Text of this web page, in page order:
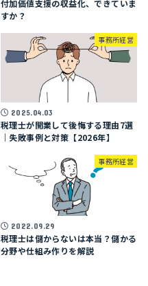
付加価値支援の収益化、できていま
すか？
事務所経営
2025.04.03
税理士が開業して後悔する理由7選
｜失敗事例と対策【2026年】
事務所経営
2022.09.29
税理士は儲からないは本当？儲かる
分野や仕組み作りを解説